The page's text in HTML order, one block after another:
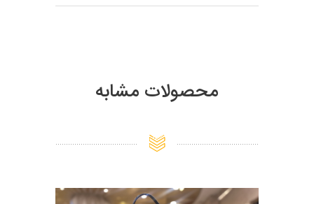
محصولات مشابه